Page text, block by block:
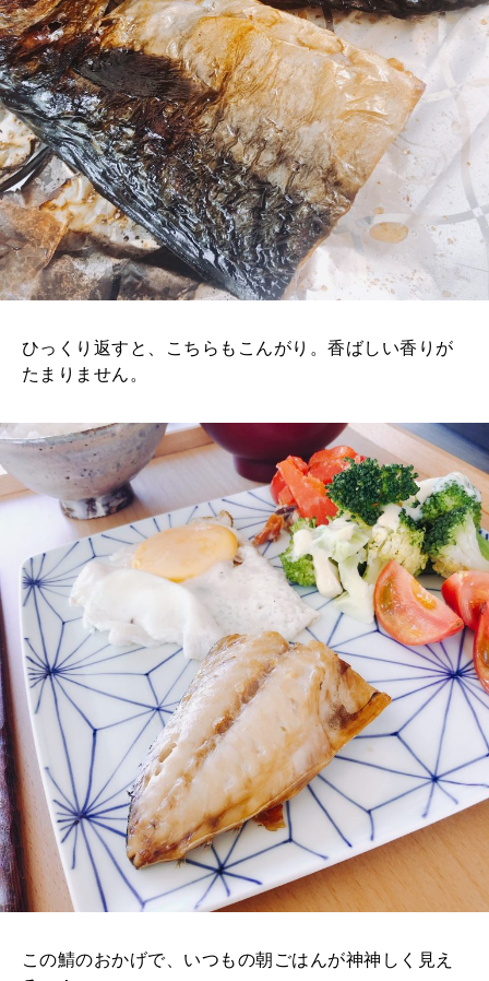
ひっくり返すと、こちらもこんがり。香ばしい香りが
たまりません。
この鯖のおかげで、いつもの朝ごはんが神神しく見え